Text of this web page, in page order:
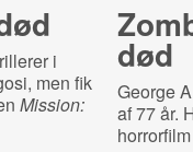
i
men fik
Mission:
død
George
af 77 år.